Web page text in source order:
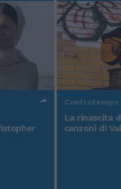
Controtempo
La rinascita
canzoni di